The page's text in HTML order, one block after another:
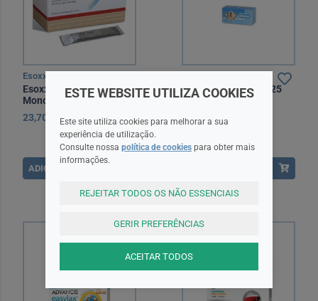
Esoxx
Esoxx One Sol Oral Saq
Monod 10 Ml x 20
23,70EUR
ADICIONAR
Manasul Cart Cha X25
chá saq
5,85EUR
ESTE WEBSITE UTILIZA COOKIES
Este site utiliza cookies para melhorar a sua
experiência de utilização.
Consulte nossa política de cookies para obter mais
informações.
REJEITAR TODOS OS NÃO ESSENCIAIS
GERIR PREFERÊNCIAS
ACEITAR TODOS